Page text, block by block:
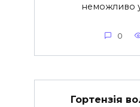
неможливо
0
Гортензія